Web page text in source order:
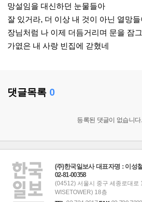
망설임을 대신하던 눈물들아
잘 있거라, 더 이상 내 것이 아닌 열망
장님처럼 나 이제 더듬거리며 문을 잠그
가엾은 내 사랑 빈집에 갇혔네
댓글목록 0
등록된 댓글이 없습니다.
(주)한국일보사 대표자명 : 이성
02-81-00358
(04512) 서울시 중구 세종로대로
WISETOWER) 18층